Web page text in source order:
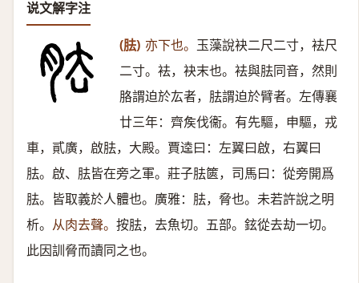
说文解字注
(胠) 亦下也。 玉藻說袂二尺二寸，袪尺
二寸。袪，袂末也。袪與胠同音，然則
胳謂迫於厷者，胠謂迫於臂者。左傳襄
廿三年：齊矦伐衞。有先驅，申驅，戎
車，貳廣，啟胠，大殿。賈逵曰：左翼曰啟，右翼曰
胠。啟、胠皆在旁之軍。莊子胠篋，司馬曰：從旁開爲
胠。皆取義於人體也。廣雅：胠，脅也。未若許說之明
析。 从肉去聲。 按胠，去魚切。五部。鉉從去劫一切。
此因訓脅而讀同之也。